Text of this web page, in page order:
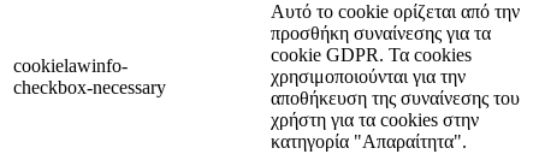
cookielawinfo-
checkbox-necessary
Αυτό το cookie ορίζεται από την
προσθήκη συναίνεσης για τα
cookie GDPR. Τα cookies
χρησιμοποιούνται για την
αποθήκευση της συναίνεσης του
χρήστη για τα cookies στην
κατηγορία "Απαραίτητα".